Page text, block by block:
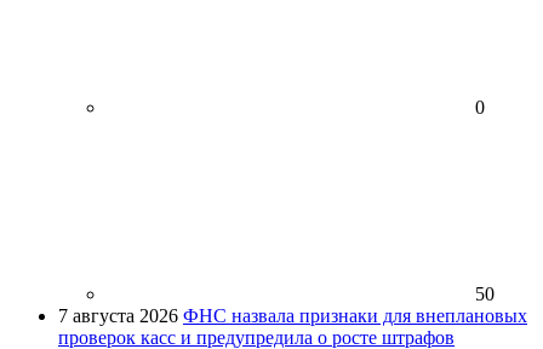
0
50
7 августа 2026 ФНС назвала признаки для внеплановых
проверок касс и предупредила о росте штрафов